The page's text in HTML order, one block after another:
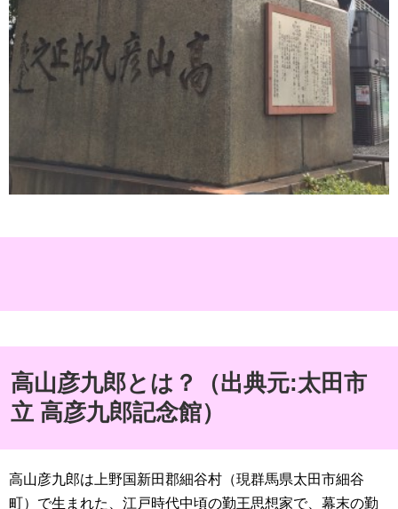
高山彦九郎とは？（出典元:太田市
立 高彦九郎記念館）
高山彦九郎は上野国新田郡細谷村（現群馬県太田市細谷
町）で生まれた、江戸時代中頃の勤王思想家で、幕末の勤